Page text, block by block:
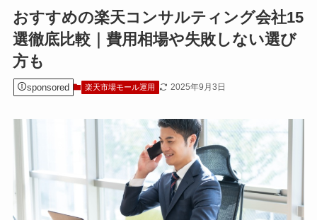
おすすめの楽天コンサルティング会社15
選徹底比較｜費用相場や失敗しない選び
方も
sponsored 楽天市場モール運用 2025年9月3日